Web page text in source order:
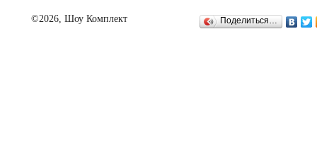
©2026, Шоу Комплект Поделиться…